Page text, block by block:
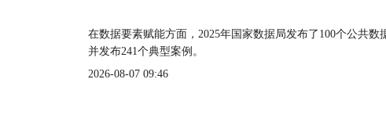
在数据要素赋能方面，2025年国家数据局发布了100个公共
并发布241个典型案例。
2026-08-07 09:46